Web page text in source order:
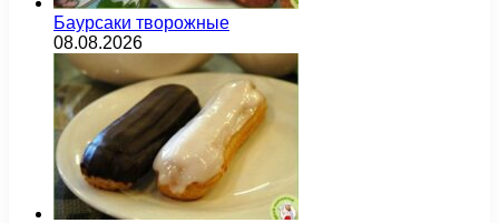
Баурсаки творожные
08.08.2026